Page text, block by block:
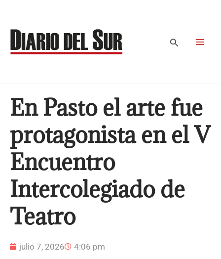
contenido
Buscar
En Pasto el arte fue
protagonista en el V
Encuentro
Intercolegiado de
Teatro
julio 7, 2026 4:06 pm